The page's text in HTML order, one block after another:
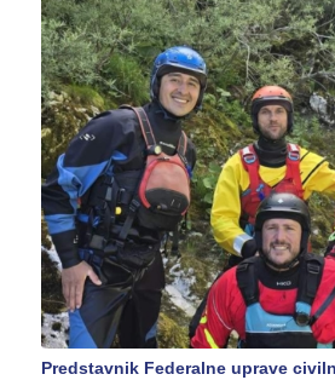
Predstavnik Federalne uprave